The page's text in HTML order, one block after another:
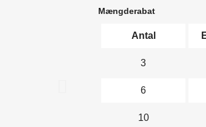
Mængderabat
Antal
3
6
10